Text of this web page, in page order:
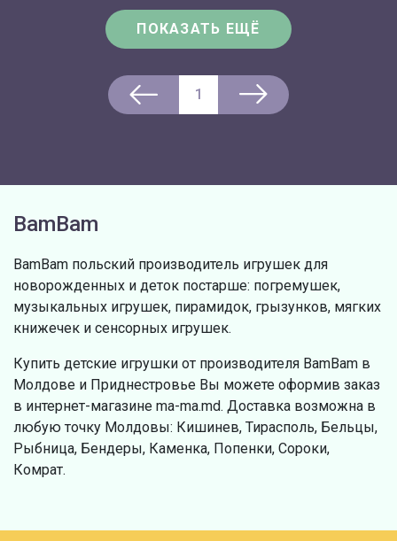
1
ПОКАЗАТЬ ЕЩЁ
BamBam
BamBam польский производитель игрушек для
новорожденных и деток постарше: погремушек,
музыкальных игрушек, пирамидок, грызунков, мягких
книжечек и сенсорных игрушек.
Купить детские игрушки от производителя BamBam в
Молдове и Приднестровье Вы можете оформив заказ
в интернет-магазине ma-ma.md. Доставка возможна в
любую точку Молдовы: Кишинев, Тирасполь, Бельцы,
Рыбница, Бендеры, Каменка, Попенки, Сороки,
Комрат.